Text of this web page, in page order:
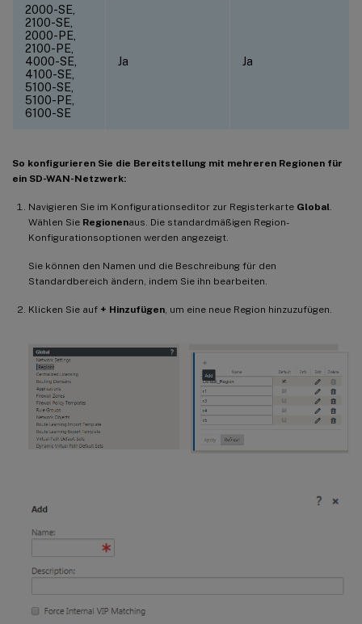
2000-SE,
2100-SE,
2000-PE,
2100-PE,
4000-SE,
4100-SE,
5100-SE,
5100-PE,
6100-SE
Ja Ja
So konfigurieren Sie die Bereitstellung mit mehreren Regionen für
ein SD-WAN-Netzwerk:
Navigieren Sie im Konfigurationseditor zur Registerkarte Global.
Wählen Sie Regionenaus. Die standardmäßigen Region-
Konfigurationsoptionen werden angezeigt.
Sie können den Namen und die Beschreibung für den
Standardbereich ändern, indem Sie ihn bearbeiten.
Klicken Sie auf + Hinzufügen, um eine neue Region hinzuzufügen.